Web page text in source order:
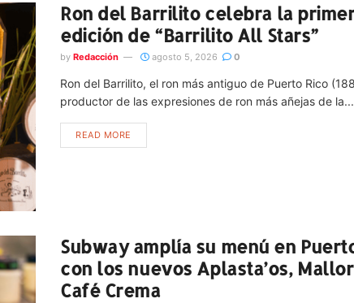
Ron del Barrilito celebra la
edición de “Barrilito All Stars”
by Redacción agosto 5, 2026 0
Ron del Barrilito, el ron más antiguo de Puerto Rico
productor de las expresiones de ron más añejas de la...
READ MORE
Subway amplía su menú en
con los nuevos Aplasta’os,
Café Crema